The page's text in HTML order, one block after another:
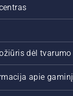
dėl tvarumo
apie gaminį